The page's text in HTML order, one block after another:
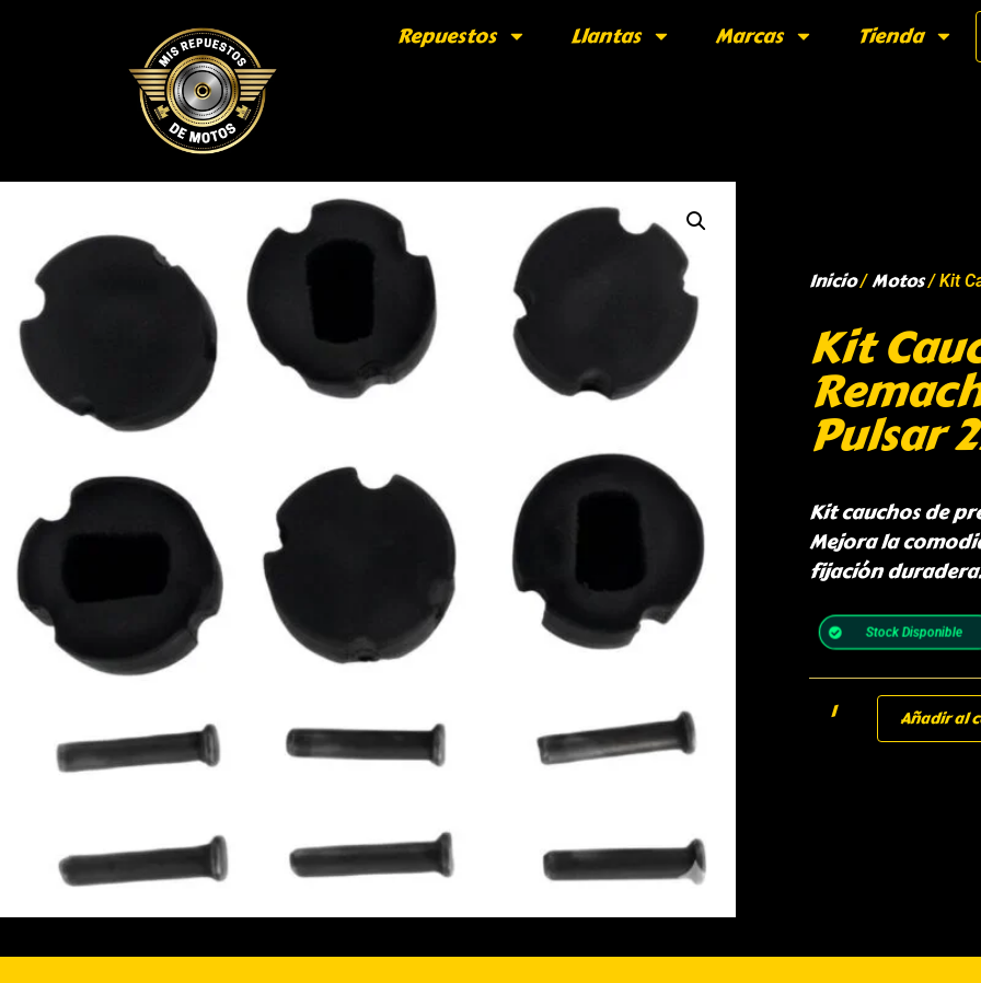
Repuestos Llantas Marcas Tienda
Inicio/Motos/ Kit
Kit
Pulsar
Kit cauchos de
Mejora la
fijación
Stock Disponible
Añadir al